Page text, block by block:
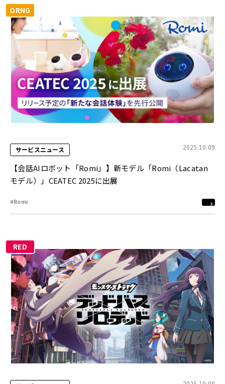
ORNG
サービスニュース 2025.10.09
【会話AIロボット「Romi」】新モデル「Romi（Lacatan
モデル）」CEATEC 2025に出展
#Romi
RED